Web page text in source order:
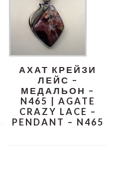
АХАТ КРЕЙЗИ
ЛЕЙС –
МЕДАЛЬОН –
N465 | AGATE
CRAZY LACE –
PENDANT – N465